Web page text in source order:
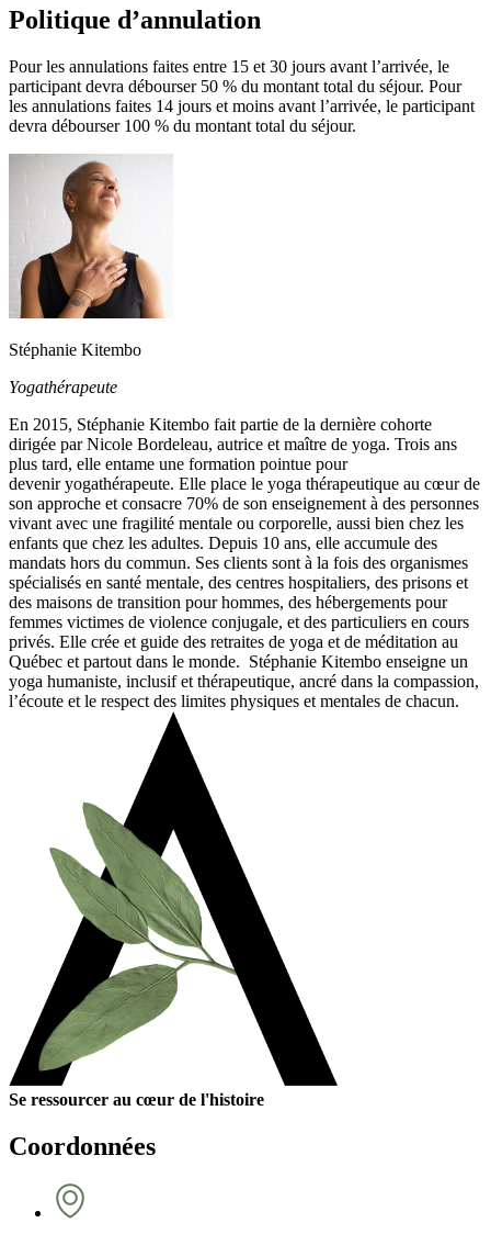
Politique d’annulation
Pour les annulations faites entre 15 et 30 jours avant l’arrivée, le
participant devra débourser 50 % du montant total du séjour. Pour
les annulations faites 14 jours et moins avant l’arrivée, le participant
devra débourser 100 % du montant total du séjour.
Stéphanie Kitembo
Yogathérapeute
En 2015, Stéphanie Kitembo fait partie de la dernière cohorte
dirigée par Nicole Bordeleau, autrice et maître de yoga. Trois ans
plus tard, elle entame une formation pointue pour
devenir yogathérapeute. Elle place le yoga thérapeutique au cœur de
son approche et consacre 70% de son enseignement à des personnes
vivant avec une fragilité mentale ou corporelle, aussi bien chez les
enfants que chez les adultes. Depuis 10 ans, elle accumule des
mandats hors du commun. Ses clients sont à la fois des organismes
spécialisés en santé mentale, des centres hospitaliers, des prisons et
des maisons de transition pour hommes, des hébergements pour
femmes victimes de violence conjugale, et des particuliers en cours
privés. Elle crée et guide des retraites de yoga et de méditation au
Québec et partout dans le monde. Stéphanie Kitembo enseigne un
yoga humaniste, inclusif et thérapeutique, ancré dans la compassion,
l’écoute et le respect des limites physiques et mentales de chacun.
Se ressourcer au cœur de l'histoire
Coordonnées